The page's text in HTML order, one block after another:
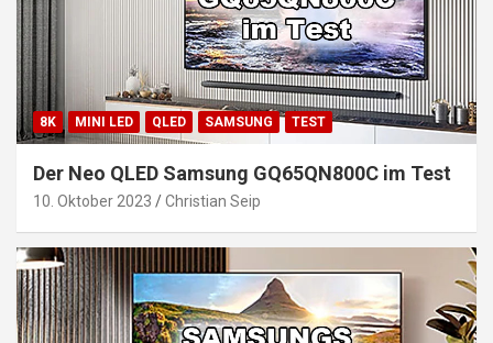
8K MINI LED QLED SAMSUNG TEST
Der Neo QLED Samsung GQ65QN800C im Test
10. Oktober 2023 Christian Seip